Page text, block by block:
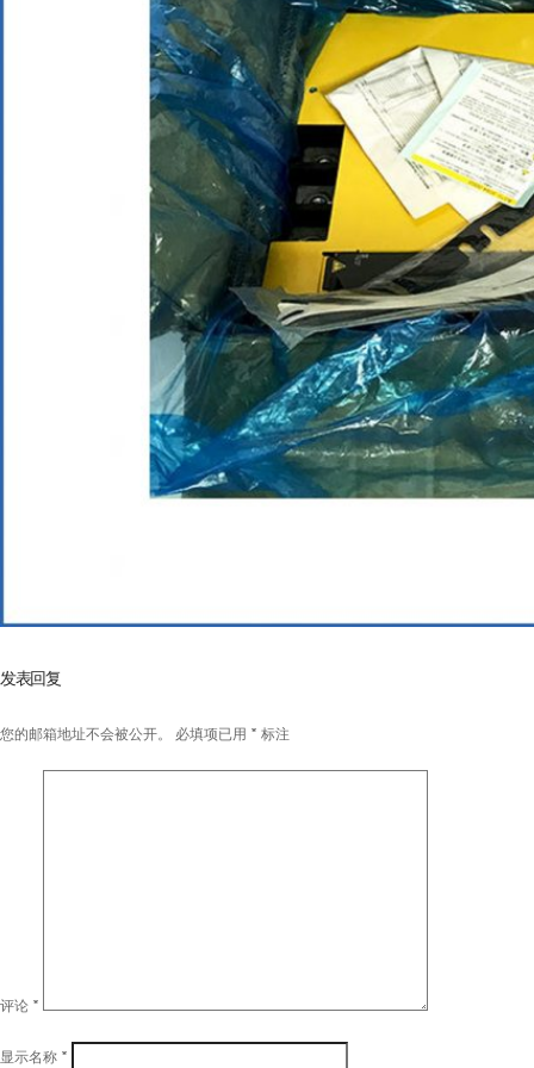
发表回复
您的邮箱地址不会被公开。 必填项已用 * 标注
评论 *
显示名称 *